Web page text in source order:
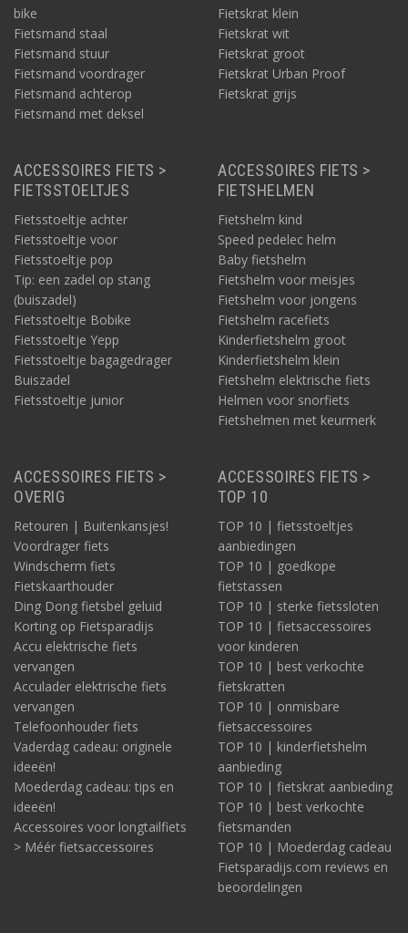
bike
Fietsmand staal
Fietsmand stuur
Fietsmand voordrager
Fietsmand achterop
Fietsmand met deksel
Fietskrat klein
Fietskrat wit
Fietskrat groot
Fietskrat Urban Proof
Fietskrat grijs
ACCESSOIRES FIETS >
FIETSSTOELTJES
Fietsstoeltje achter
Fietsstoeltje voor
Fietsstoeltje pop
Tip: een zadel op stang
(buiszadel)
Fietsstoeltje Bobike
Fietsstoeltje Yepp
Fietsstoeltje bagagedrager
Buiszadel
Fietsstoeltje junior
ACCESSOIRES FIETS >
FIETSHELMEN
Fietshelm kind
Speed pedelec helm
Baby fietshelm
Fietshelm voor meisjes
Fietshelm voor jongens
Fietshelm racefiets
Kinderfietshelm groot
Kinderfietshelm klein
Fietshelm elektrische fiets
Helmen voor snorfiets
Fietshelmen met keurmerk
ACCESSOIRES FIETS >
OVERIG
Retouren | Buitenkansjes!
Voordrager fiets
Windscherm fiets
Fietskaarthouder
Ding Dong fietsbel geluid
Korting op Fietsparadijs
Accu elektrische fiets
vervangen
Acculader elektrische fiets
vervangen
Telefoonhouder fiets
Vaderdag cadeau: originele
ideeën!
Moederdag cadeau: tips en
ideeën!
Accessoires voor longtailfiets
> Méér fietsaccessoires
ACCESSOIRES FIETS >
TOP 10
TOP 10 | fietsstoeltjes
aanbiedingen
TOP 10 | goedkope
fietstassen
TOP 10 | sterke fietssloten
TOP 10 | fietsaccessoires
voor kinderen
TOP 10 | best verkochte
fietskratten
TOP 10 | onmisbare
fietsaccessoires
TOP 10 | kinderfietshelm
aanbieding
TOP 10 | fietskrat aanbieding
TOP 10 | best verkochte
fietsmanden
TOP 10 | Moederdag cadeau
Fietsparadijs.com reviews en
beoordelingen